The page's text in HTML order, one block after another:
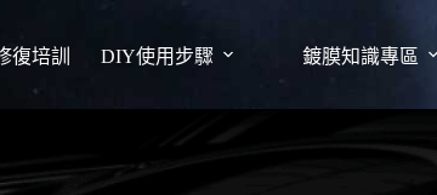
復培訓 DIY使用步驟 鍍膜知識專區